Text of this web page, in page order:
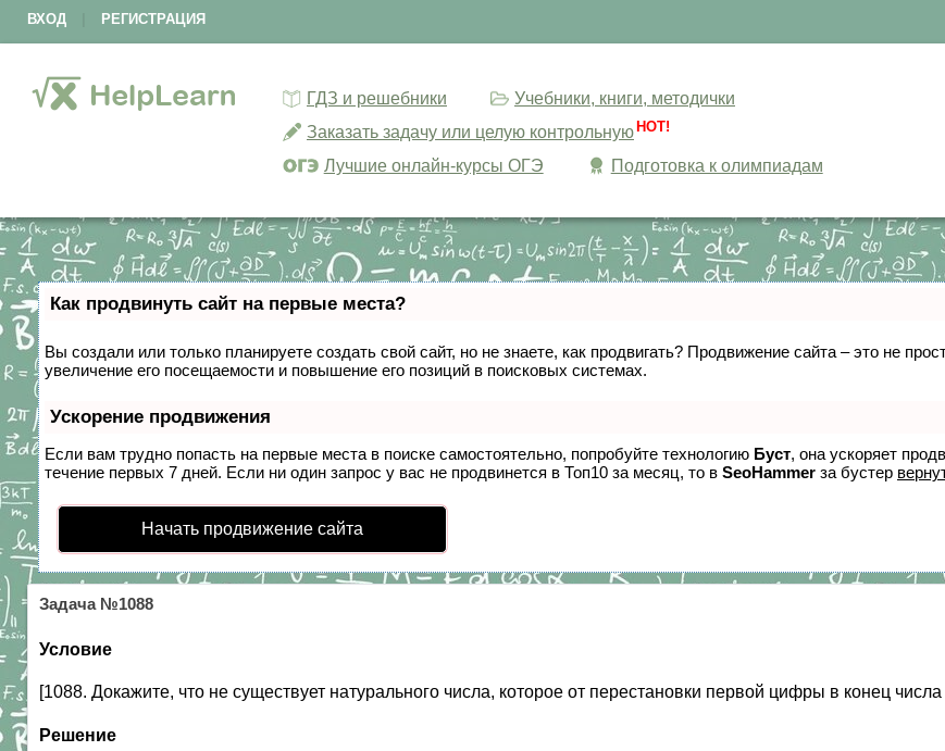
ВХОД РЕГИСТРАЦИЯ
ГДЗ и решебники
Учебники, книги, методички
Заказать задачу или целую контрольную HOT!
Лучшие онлайн-курсы ОГЭ Подготовка к олимпиадам
Как продвинуть сайт на первые места?
Вы создали или только планируете создать свой сайт, но не знаете, как продвигать? Продвижение сайта – это не
увеличение его посещаемости и повышение его позиций в поисковых системах.
Ускорение продвижения
Если вам трудно попасть на первые места в поиске самостоятельно, попробуйте технологию Буст, она ускоряет
течение первых 7 дней. Если ни один запрос у вас не продвинется в Топ10 за месяц, то в SeoHammer за бустер
Начать продвижение сайта
Задача №1088
Условие
[1088. Докажите, что не существует натурального числа, которое от перестановки первой цифры в конец
Решение